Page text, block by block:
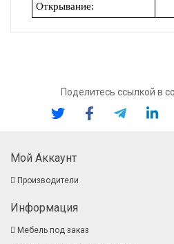
Открывание:
Поделитесь ссылкой в
Мой Аккаунт
Производители
Информация
Мебель под заказ